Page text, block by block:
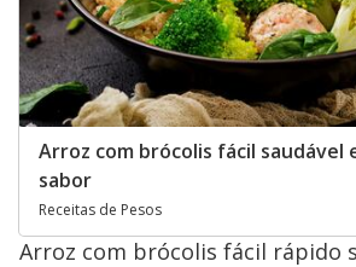
Arroz com brócolis fácil saudável
sabor
Receitas de Pesos
Arroz com brócolis fácil rápido